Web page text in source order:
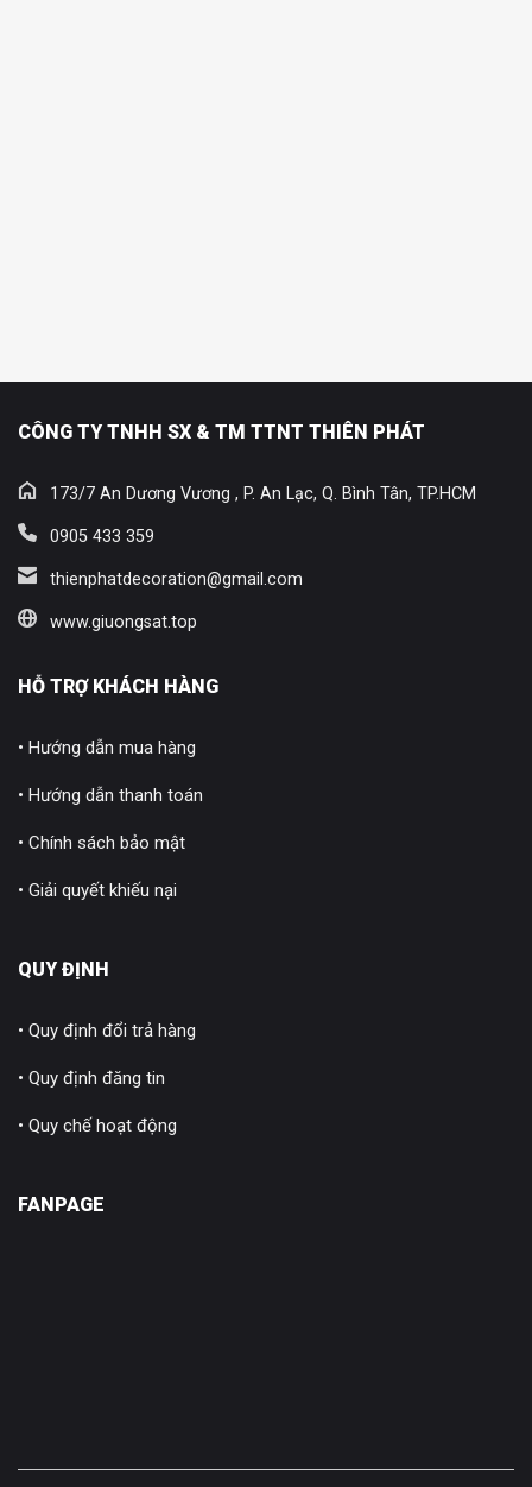
CÔNG TY TNHH SX & TM TTNT THIÊN PHÁT
173/7 An Dương Vương , P. An Lạc, Q. Bình Tân, TP.HCM
0905 433 359
thienphatdecoration@gmail.com
www.giuongsat.top
HỖ TRỢ KHÁCH HÀNG
• Hướng dẫn mua hàng
• Hướng dẫn thanh toán
• Chính sách bảo mật
• Giải quyết khiếu nại
QUY ĐỊNH
• Quy định đổi trả hàng
• Quy định đăng tin
• Quy chế hoạt động
FANPAGE